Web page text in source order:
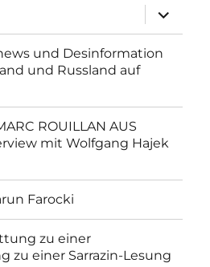
anzeigen
und Desinformation
und Russland auf
ROUILLAN AUS
mit Wolfgang Hajek
Farocki
zu einer
zu einer Sarrazin-Lesung